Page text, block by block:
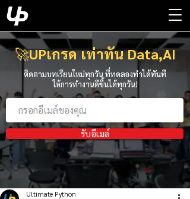
🚀UPเกรด เท่าทัน Data,AI
ติดตามบทเรียนใหม่ทุกวัน ที่ทดลองทำได้ทันที
ให้การทำงานดีขึ้นได้ทุกวัน!
รับอีเมล์
Ultimate Python